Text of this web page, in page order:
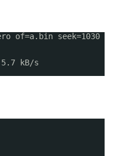
of=a.bin seek=1030
kB/s